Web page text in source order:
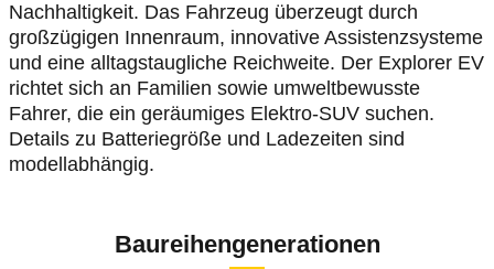
Nachhaltigkeit. Das Fahrzeug überzeugt durch
großzügigen Innenraum, innovative Assistenzsysteme
und eine alltagstaugliche Reichweite. Der Explorer EV
richtet sich an Familien sowie umweltbewusste
Fahrer, die ein geräumiges Elektro-SUV suchen.
Details zu Batteriegröße und Ladezeiten sind
modellabhängig.
Baureihengenerationen